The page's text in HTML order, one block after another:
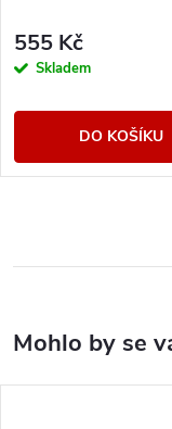
555 Kč
Skladem
DO KOŠÍKU